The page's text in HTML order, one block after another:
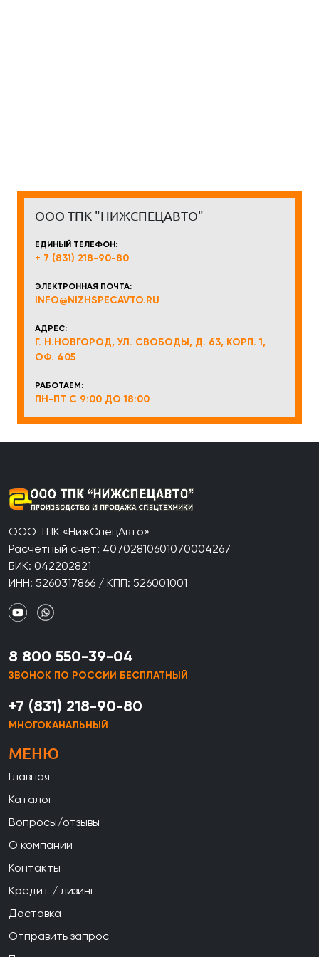
ООО ТПК "НИЖСПЕЦАВТО"
ЕДИНЫЙ ТЕЛЕФОН:
+ 7 (831) 218-90-80
ЭЛЕКТРОННАЯ ПОЧТА:
INFO@NIZHSPECAVTO.RU
АДРЕС:
Г. Н.НОВГОРОД, УЛ. СВОБОДЫ, Д. 63, КОРП. 1,
ОФ. 405
РАБОТАЕМ:
ПН-ПТ С 9:00 ДО 18:00
ООО ТПК «НижСпецАвто»
Расчетный счет: 40702810601070004267
БИК: 042202821
ИНН: 5260317866 / КПП: 526001001
8 800 550-39-04
ЗВОНОК ПО РОССИИ БЕСПЛАТНЫЙ
+7 (831) 218-90-80
МНОГОКАНАЛЬНЫЙ
МЕНЮ
Главная
Каталог
Вопросы/отзывы
О компании
Контакты
Кредит / лизинг
Доставка
Отправить запрос